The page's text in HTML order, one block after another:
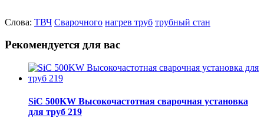
Слова: ТВЧ Сварочного нагрев труб трубный стан
Рекомендуется для вас
SiC 500KW Высокочастотная сварочная установка
для труб 219